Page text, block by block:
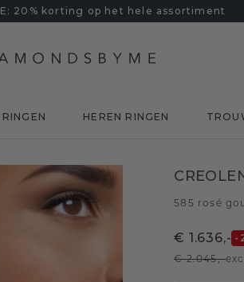
20% korting op het hele assortiment
HEREN RINGEN
585 rosé
€ 1.636,- -
€ 2.045,-